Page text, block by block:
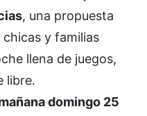
, una propuesta
y familias
llena de juegos,
libre.
domingo 25